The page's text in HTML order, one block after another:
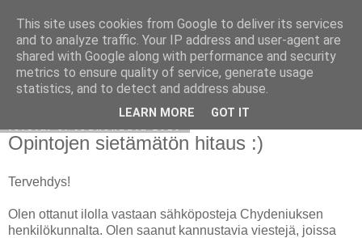
Avoin blogiskelija
Opintojen sietämätön hitaus :)
Tervehdys!
Olen ottanut ilolla vastaan sähköposteja Chydeniuksen
henkilökunnalta. Olen saanut kannustavia viestejä, joissa
This site uses cookies from Google to deliver its services
and to analyze traffic. Your IP address and user-agent are
shared with Google along with performance and security
metrics to ensure quality of service, generate usage
statistics, and to detect and address abuse.
LEARN MORE GOT IT